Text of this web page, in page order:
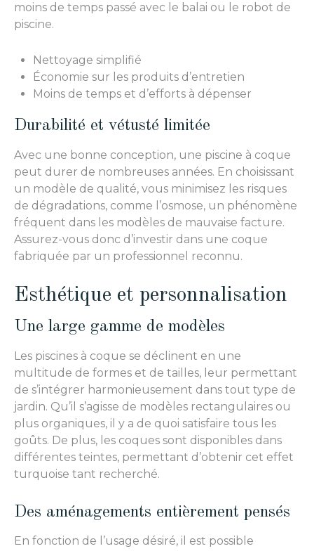
moins de temps passé avec le balai ou le robot de
piscine.
Nettoyage simplifié
Économie sur les produits d’entretien
Moins de temps et d’efforts à dépenser
Durabilité et vétusté limitée
Avec une bonne conception, une piscine à coque
peut durer de nombreuses années. En choisissant
un modèle de qualité, vous minimisez les risques
de dégradations, comme l’osmose, un phénomène
fréquent dans les modèles de mauvaise facture.
Assurez-vous donc d’investir dans une coque
fabriquée par un professionnel reconnu.
Esthétique et personnalisation
Une large gamme de modèles
Les piscines à coque se déclinent en une
multitude de formes et de tailles, leur permettant
de s’intégrer harmonieusement dans tout type de
jardin. Qu’il s’agisse de modèles rectangulaires ou
plus organiques, il y a de quoi satisfaire tous les
goûts. De plus, les coques sont disponibles dans
différentes teintes, permettant d’obtenir cet effet
turquoise tant recherché.
Des aménagements entièrement pensés
En fonction de l’usage désiré, il est possible